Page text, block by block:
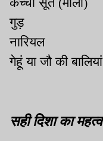
गुड़
नारियल
गेहूं या जौ की बालियां
सही दिशा का महत्व